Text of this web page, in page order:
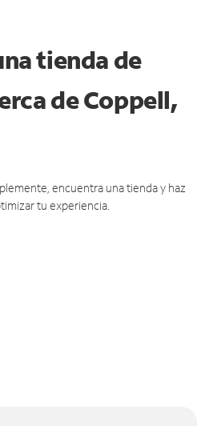
tienda de
de Coppell,
encuentra una tienda y haz
tu experiencia.